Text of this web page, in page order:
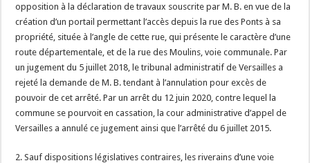
opposition à la déclaration de travaux souscrite par M. B. en vue de la
création d’un portail permettant l’accès depuis la rue des Ponts à sa
propriété, située à l’angle de cette rue, qui présente le caractère d’une
route départementale, et de la rue des Moulins, voie communale. Par
un jugement du 5 juillet 2018, le tribunal administratif de Versailles a
rejeté la demande de M. B. tendant à l’annulation pour excès de
pouvoir de cet arrêté. Par un arrêt du 12 juin 2020, contre lequel la
commune se pourvoit en cassation, la cour administrative d’appel de
Versailles a annulé ce jugement ainsi que l’arrêté du 6 juillet 2015.
2. Sauf dispositions législatives contraires, les riverains d’une voie